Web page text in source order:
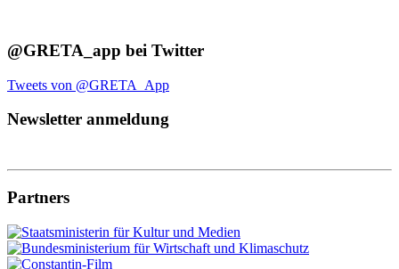
@GRETA_app bei Twitter
Tweets von @GRETA_App
Newsletter anmeldung
Partners